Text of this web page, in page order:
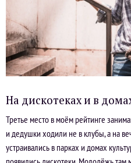
На дискотеках и в
Третье место в моём рейтинге
и дедушки ходили не в клубы, а на
устраивались в парках и домах